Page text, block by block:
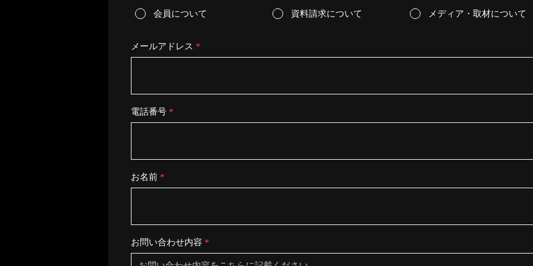
会員について 資料請求について メディア・取材について
メールアドレス
電話番号
お名前
お問い合わせ内容